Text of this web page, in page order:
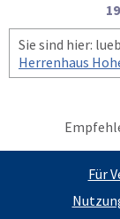
Sie sind hier:
Herrenhaus
Für